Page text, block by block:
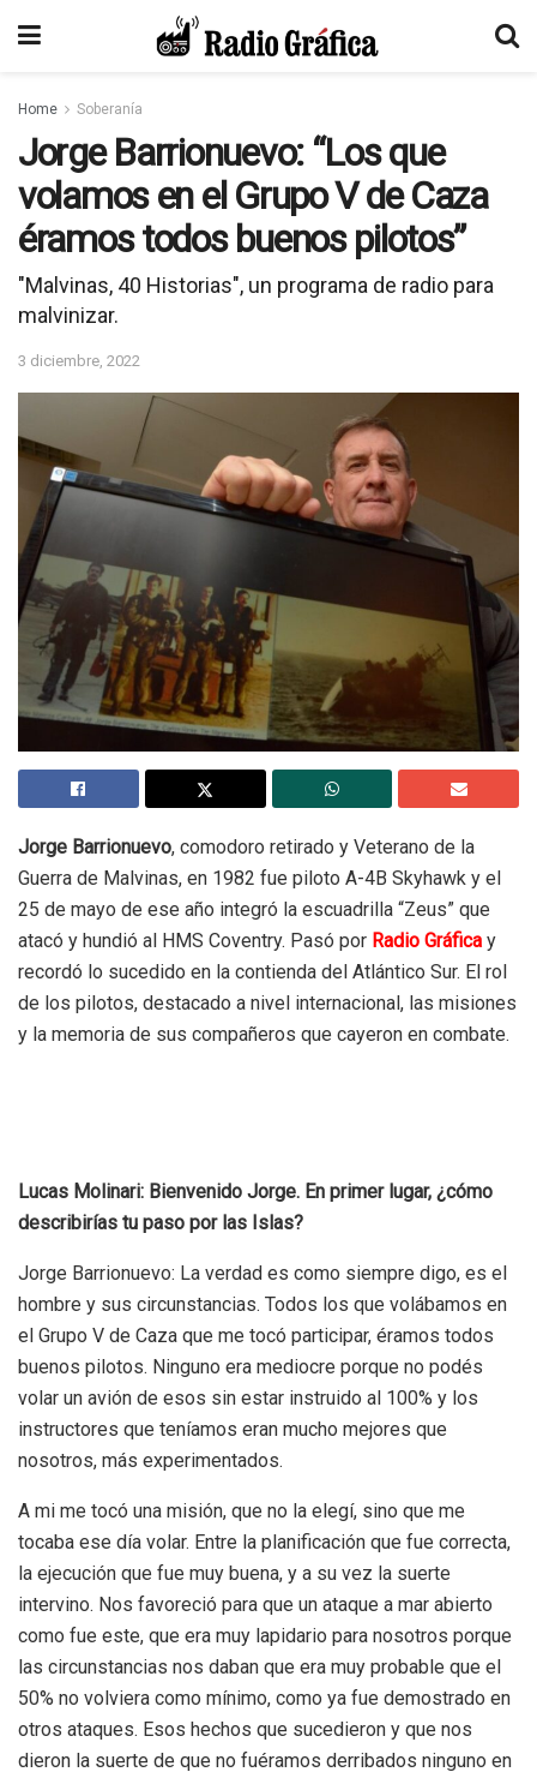
Home Soberanía
Jorge Barrionuevo: “Los que
volamos en el Grupo V de Caza
éramos todos buenos pilotos”
"Malvinas, 40 Historias", un programa de radio para
malvinizar.
3 diciembre, 2022
Jorge Barrionuevo, comodoro retirado y Veterano de la
Guerra de Malvinas, en 1982 fue piloto A-4B Skyhawk y el
25 de mayo de ese año integró la escuadrilla “Zeus” que
atacó y hundió al HMS Coventry. Pasó por Radio Gráfica y
recordó lo sucedido en la contienda del Atlántico Sur. El rol
de los pilotos, destacado a nivel internacional, las misiones
y la memoria de sus compañeros que cayeron en combate.
Lucas Molinari: Bienvenido Jorge. En primer lugar, ¿cómo
describirías tu paso por las Islas?
Jorge Barrionuevo: La verdad es como siempre digo, es el
hombre y sus circunstancias. Todos los que volábamos en
el Grupo V de Caza que me tocó participar, éramos todos
buenos pilotos. Ninguno era mediocre porque no podés
volar un avión de esos sin estar instruido al 100% y los
instructores que teníamos eran mucho mejores que
nosotros, más experimentados.
A mi me tocó una misión, que no la elegí, sino que me
tocaba ese día volar. Entre la planificación que fue correcta,
la ejecución que fue muy buena, y a su vez la suerte
intervino. Nos favoreció para que un ataque a mar abierto
como fue este, que era muy lapidario para nosotros porque
las circunstancias nos daban que era muy probable que el
50% no volviera como mínimo, como ya fue demostrado en
otros ataques. Esos hechos que sucedieron y que nos
dieron la suerte de que no fuéramos derribados ninguno en